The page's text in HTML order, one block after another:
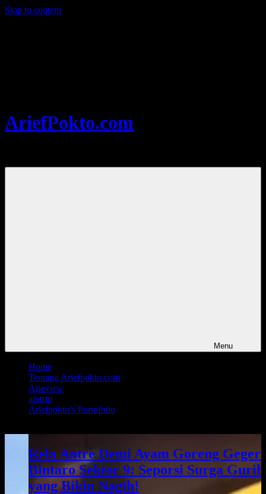
Skip to content
AriefPokto.com
Menu
Home
Tentang Ariefpokto.com
Arieview
aiptrip
Ariefpokto’s Portofolio
Rela Antre Demi Ayam Goreng
Bintaro Sektor 9: Seporsi Surga Gurih
yang Bikin Nagih!